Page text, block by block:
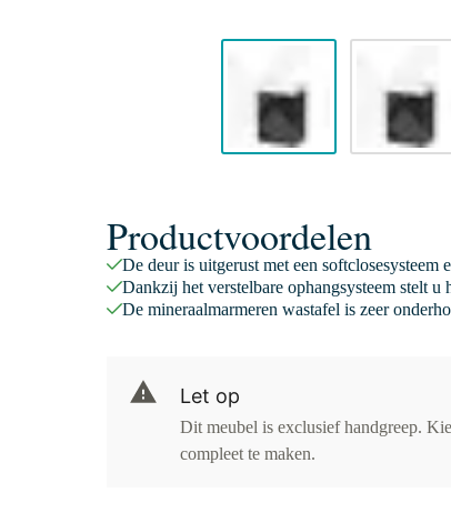
Productvoordelen
De deur is uitgerust met een softclosesysteem
Dankzij het verstelbare ophangsysteem stelt u
De mineraalmarmeren wastafel is zeer
Let op
Dit meubel is exclusief handgreep.
compleet te maken.